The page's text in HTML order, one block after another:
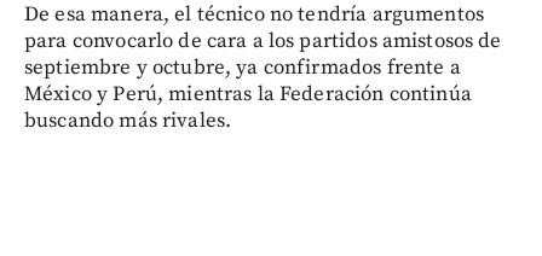
De esa manera, el técnico no tendría argumentos
para convocarlo de cara a los partidos amistosos de
septiembre y octubre, ya confirmados frente a
México y Perú, mientras la Federación continúa
buscando más rivales.